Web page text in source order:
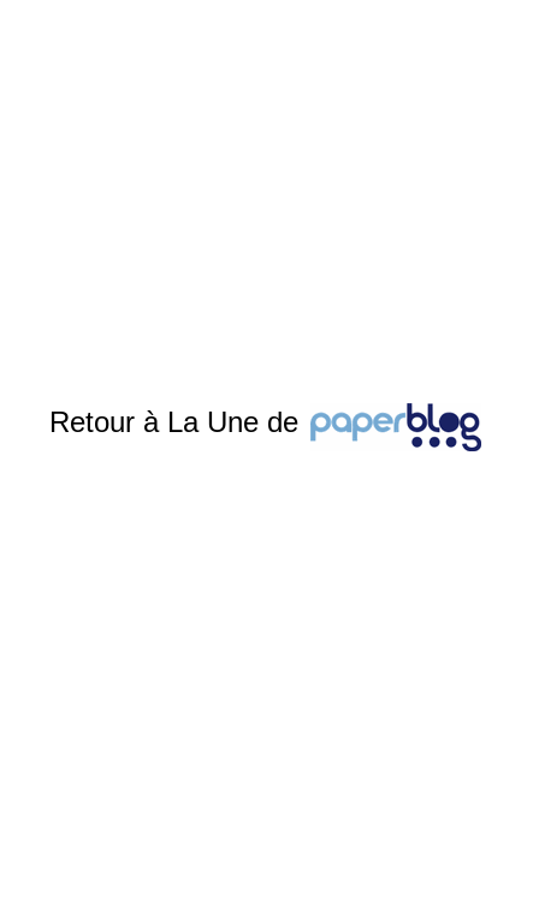
Retour à La Une de